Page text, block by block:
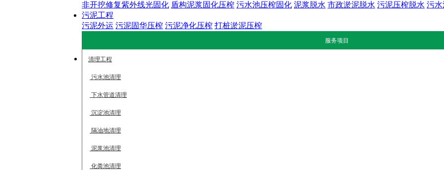
非开挖修复紫外线光固化 盾构泥浆固化压榨 污水池压榨固化 泥浆脱水 市政淤泥脱水 污泥压榨脱水 污
污泥工程
污泥外运 污泥固华压榨 污泥净化压榨 打桩淤泥压榨
服务项目
清理工程
污水池清理
下水管道清理
沉淀池清理
隔油地清理
泥浆池清理
化粪池清理